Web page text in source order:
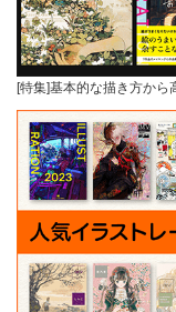
[特集]基本的な描き方か